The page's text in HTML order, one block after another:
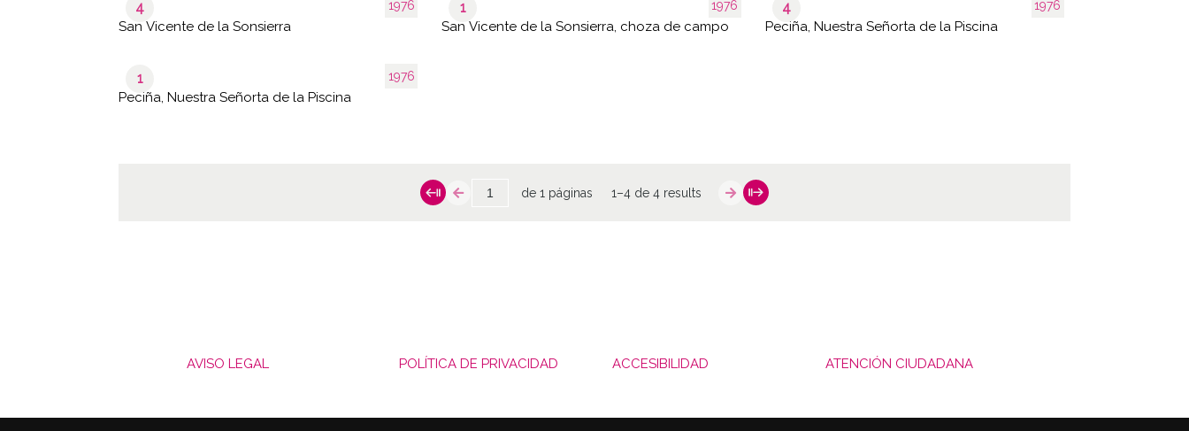
1976
4
San Vicente de la Sonsierra
1976
1
San Vicente de la Sonsierra, choza de campo
1976
4
Peciña, Nuestra Señorta de la Piscina
1976
1
Peciña, Nuestra Señorta de la Piscina
de 1 páginas 1–4 de 4 results
AVISO LEGAL POLÍTICA DE PRIVACIDAD ACCESIBILIDAD ATENCIÓN CIUDADANA